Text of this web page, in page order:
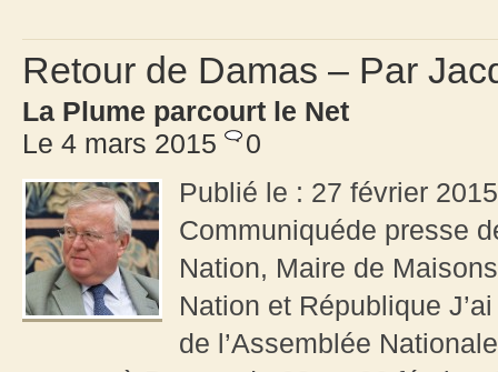
Retour de Damas – Par
La Plume parcourt le Net
Le 4 mars 2015
0
Publié le : 27 février
Communiquéde presse
Nation, Maire de
Nation et République
de l’Assemblée